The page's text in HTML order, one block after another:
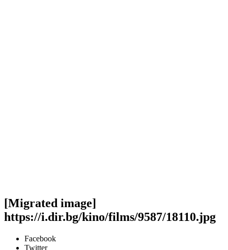
[Migrated image]
https://i.dir.bg/kino/films/9587/18110.jpg
Facebook
Twitter